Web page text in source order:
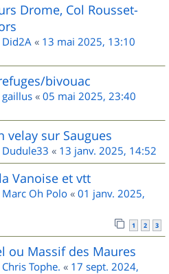
Drome, Col Rousset-
Did2A « 13 mai 2025, 13:10
bivouac
gaillus « 05 mai 2025, 23:40
velay sur Saugues
Dudule33 « 13 janv. 2025, 14:52
Vanoise et vtt
Marc Oh Polo « 01 janv. 2025,
1 2 3
ou Massif des Maures
Chris Tophe. « 17 sept. 2024,